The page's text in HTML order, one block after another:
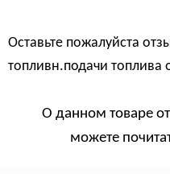
Оставьте пожалуйста
топливн.подачи топлива
О данном товаре
можете